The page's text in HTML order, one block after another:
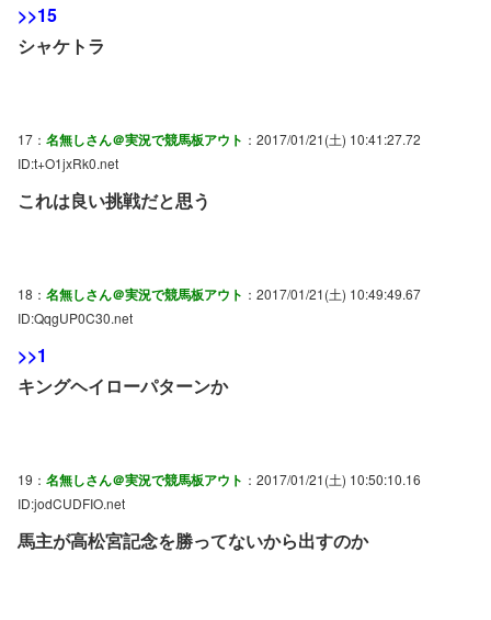
>>15
シャケトラ
17： 名無しさん＠実況で競馬板アウト ：2017/01/21(土) 10:41:27.72
ID:t+O1jxRk0.net
これは良い挑戦だと思う
18： 名無しさん＠実況で競馬板アウト ：2017/01/21(土) 10:49:49.67
ID:QqgUP0C30.net
>>1
キングヘイローパターンか
19： 名無しさん＠実況で競馬板アウト ：2017/01/21(土) 10:50:10.16
ID:jodCUDFIO.net
馬主が高松宮記念を勝ってないから出すのか